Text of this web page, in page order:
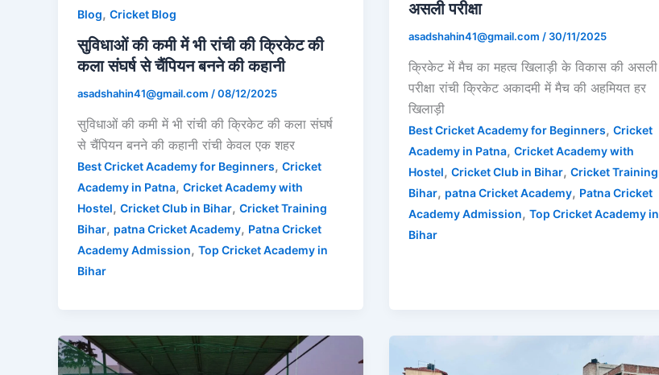
Blog, Cricket Blog
सुविधाओं की कमी में भी रांची की क्रिकेट की
कला संघर्ष से चैंपियन बनने की कहानी
asadshahin41@gmail.com /08/12/2025
सुविधाओं की कमी में भी रांची की क्रिकेट की कला संघर्ष
से चैंपियन बनने की कहानी रांची केवल एक शहर
Best Cricket Academy for Beginners, Cricket
Academy in Patna, Cricket Academy with
Hostel, Cricket Club in Bihar, Cricket Training
Bihar, patna Cricket Academy, Patna Cricket
Academy Admission, Top Cricket Academy in
Bihar
असली परीक्षा
asadshahin41@gmail.com / 30/11/2025
क्रिकेट में मैच का महत्व खिलाड़ी के विकास की असली
परीक्षा रांची क्रिकेट अकादमी में मैच की अहमियत हर
खिलाड़ी
Best Cricket Academy for Beginners, Cricket
Academy in Patna, Cricket Academy with
Hostel, Cricket Club in Bihar, Cricket Training
Bihar, patna Cricket Academy, Patna Cricket
Academy Admission, Top Cricket Academy in
Bihar